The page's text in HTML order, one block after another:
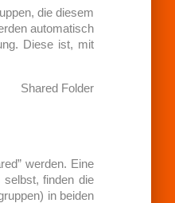
die diesem
automatisch
Diese ist, mit
werden. Eine
finden die
in beiden